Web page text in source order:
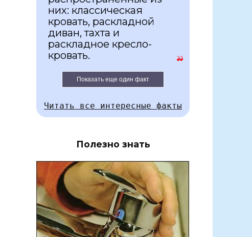
них: классическая
кровать, раскладной
диван, тахта и
раскладное кресло-
кровать.
Показать еще один факт
Читать все интересные факты
Полезно знать